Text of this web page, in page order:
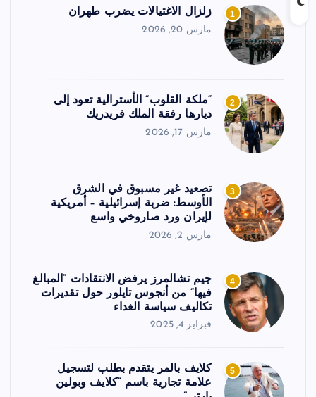
1 زلزال الاغتيالات يضرب طهران
مارس 20, 2026
2
“ملكة القلوب” الأسترالية تعود إلى
ديارها رفقة الملك فريدريك
مارس 17, 2026
3
تصعيد غير مسبوق في الشرق
الأوسط: ضربة إسرائيلية – أمريكية
لإيران ورد صاروخي واسع
مارس 2, 2026
4
جيم تشالمرز يرفض الانتقادات “المبالغ
فيها” من أنجوس تايلور حول تقديرات
تكاليف سياسة الغداء
فبراير 4, 2025
5
كلايف بالمر يتقدم بطلب لتسجيل
علامة تجارية باسم “كلايف وبولين